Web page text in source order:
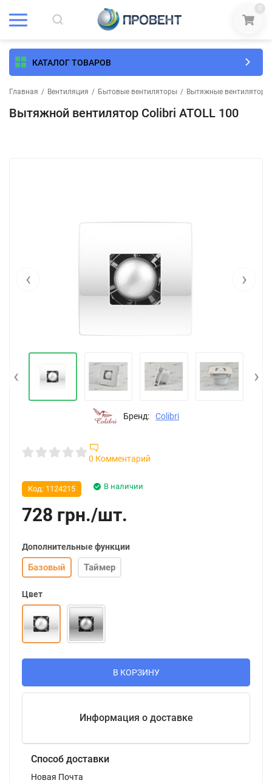
0
КАТАЛОГ ТОВАРОВ
Главная / Вентиляция / Бытовые вентиляторы / Вытяжные вентиляторы
Вытяжной вентилятор Colibri ATOLL 100
‹ ›
‹ ›
Бренд: Colibri
0 Комментарий
В наличии
Код: 1124215
728 грн./шт.
Дополнительные функции
Базовый Таймер
Цвет
В КОРЗИНУ
Информация о доставке
Способ доставки
Новая Почта